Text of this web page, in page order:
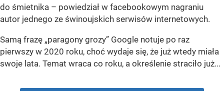
do śmietnika – powiedział w facebookowym nagraniu
autor jednego ze świnoujskich serwisów internetowych.
Samą frazę „paragony grozy” Google notuje po raz
pierwszy w 2020 roku, choć wydaje się, że już wtedy miała
swoje lata. Temat wraca co roku, a określenie straciło już...